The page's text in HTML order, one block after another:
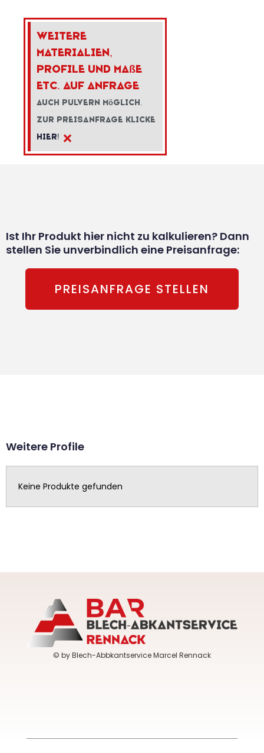
Weitere
Materialien,
Profile und Maße
etc. auf Anfrage
Auch Pulvern möglich.
Zur Preisanfrage klicke
hier! ×
Ist Ihr Produkt hier nicht zu kalkulieren? Dann
stellen Sie unverbindlich eine Preisanfrage:
PREISANFRAGE STELLEN
Weitere Profile
Keine Produkte gefunden
© by Blech-Abbkantservice Marcel Rennack